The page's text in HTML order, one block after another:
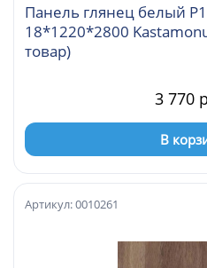
Панель глянец белый Р100/601
18*1220*2800
товар)
3 770
В
Артикул: 0010261